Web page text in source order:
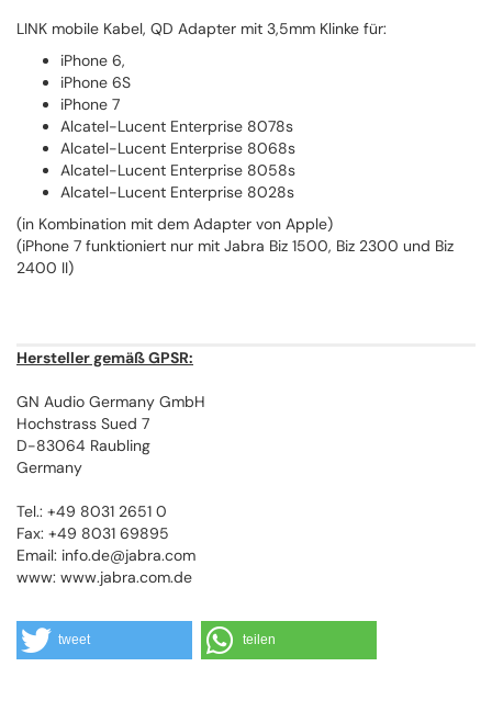
LINK mobile Kabel, QD Adapter mit 3,5mm Klinke für:
iPhone 6,
iPhone 6S
iPhone 7
Alcatel-Lucent Enterprise 8078s
Alcatel-Lucent Enterprise 8068s
Alcatel-Lucent Enterprise 8058s
Alcatel-Lucent Enterprise 8028s
(in Kombination mit dem Adapter von Apple)
(iPhone 7 funktioniert nur mit Jabra Biz 1500, Biz 2300 und Biz
2400 II)
Hersteller gemäß GPSR:
GN Audio Germany GmbH
Hochstrass Sued 7
D-83064 Raubling
Germany
Tel.: +49 8031 2651 0
Fax: +49 8031 69895
Email: info.de@jabra.com
www: www.jabra.com.de
tweet teilen